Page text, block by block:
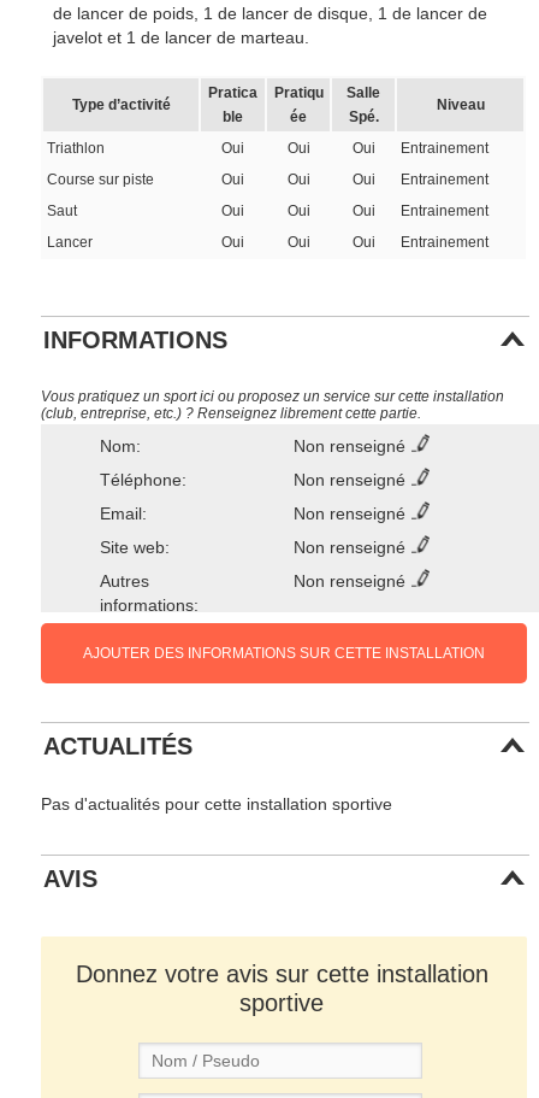
de lancer de poids, 1 de lancer de disque, 1 de lancer de
javelot et 1 de lancer de marteau.
Type d’activité
Pratica
ble
Pratiqu
ée
Salle
Spé.
Niveau
Triathlon Oui Oui Oui
Entrainement
Course sur piste
Oui Oui Oui
Entrainement
Saut
Oui Oui Oui
Entrainement
Lancer
Oui Oui Oui Entrainement
INFORMATIONS
Vous pratiquez un sport ici ou proposez un service sur cette installation
(club, entreprise, etc.) ? Renseignez librement cette partie.
Nom:
Non renseigné
Téléphone:
Non renseigné
Email:
Non renseigné
Site web:
Non renseigné
Autres
informations:
Non renseigné
AJOUTER DES INFORMATIONS SUR CETTE INSTALLATION
ACTUALITÉS
Pas d'actualités pour cette installation sportive
AVIS
Donnez votre avis sur cette installation
sportive